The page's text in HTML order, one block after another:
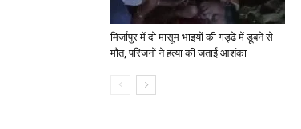
मिर्जापुर में दो मासूम भाइयों की गड्ढे में डूबने से
मौत, परिजनों ने हत्या की जताई आशंका